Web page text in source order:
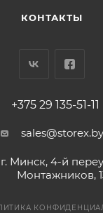
КОНТАКТЫ
+375 29 135-51-11
sales@storex.by
г. Минск, 4-й
Монтажников,